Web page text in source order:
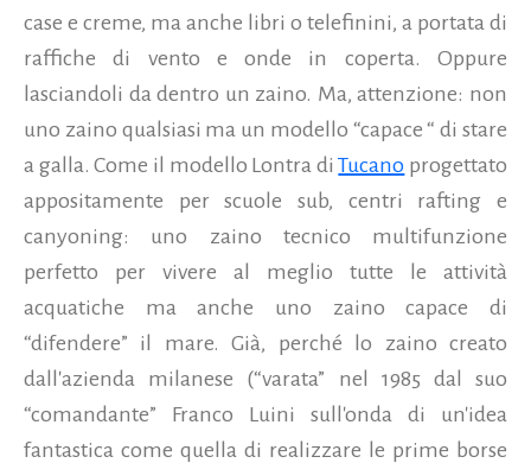
case e creme, ma anche libri o telefinini, a portata di
raffiche di vento e onde in coperta. Oppure
lasciandoli da dentro un zaino. Ma, attenzione: non
uno zaino qualsiasi ma un modello “capace “ di stare
a galla. Come il modello Lontra diTucano progettato
appositamente per scuole sub, centri rafting e
canyoning: uno zaino tecnico multifunzione
perfetto per vivere al meglio tutte le attività
acquatiche ma anche uno zaino capace di
“difendere” il mare. Già, perché lo zaino creato
dall'azienda milanese (“varata” nel 1985 dal suo
“comandante” Franco Luini sull'onda di un'idea
fantastica come quella di realizzare le prime borse